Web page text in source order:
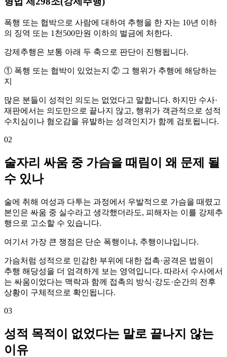
폭행 또는 협박으로 사람에 대하여 추행을 한 자는 10년 이하
의 징역 또는 1천500만원 이하의 벌금에 처한다.
강제추행은 보통 아래 두 축으로 판단이 진행됩니다.
① 폭행 또는 협박이 있었는지 ② 그 행위가 추행에 해당하는
지
많은 분들이 성적인 의도는 없었다고 말합니다. 하지만 수사·
재판에서는 의도만으로 끝나지 않고, 행위가 객관적으로 성적
수치심이나 혐오감을 유발하는 성격인지가 함께 검토됩니다.
02
술자리 싸움 중 가슴을 때림이 왜 문제 될
수 있나
술에 취해 여성과 다투는 과정에서 우발적으로 가슴을 때렸고
본인은 싸움 중 실수라고 생각했더라도, 피해자는 이를 강제추
행으로 고소할 수 있습니다.
여기서 가장 큰 쟁점은 단순 폭행이냐, 추행이냐입니다.
가슴처럼 성적으로 민감한 부위에 대한 접촉·공격은 법원이
추행 해당성을 더 엄격하게 보는 영역입니다. 따라서 수사에서
는 싸움이었다는 맥락과 함께 접촉의 방식·강도·순간의 전후
상황이 구체적으로 확인됩니다.
03
성적 목적이 없었다는 말로 끝나지 않는
이유